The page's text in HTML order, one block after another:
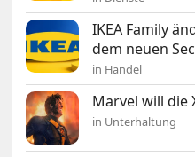
IKEA Family
dem neuen
in Handel
Marvel will die
in Unterhaltung